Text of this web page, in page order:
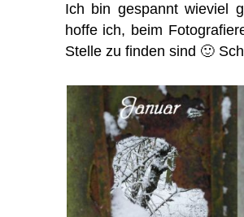
Ich bin gespannt wieviel
hoffe ich, beim
Stelle zu finden sind 🙂